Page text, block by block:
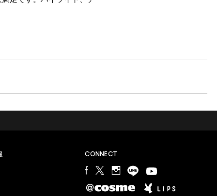
会員登録やプログラム詳細についてはこちらから
CONNECT